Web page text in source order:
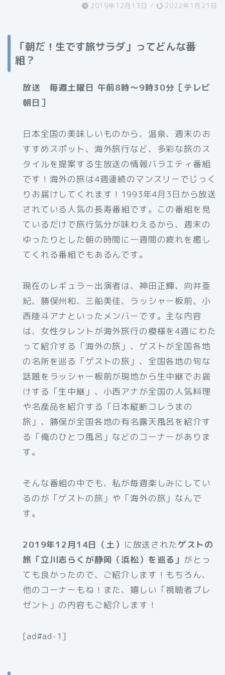
2019年12月13日 / 2022年1月21日
「朝だ！生です旅サラダ」ってどんな番
組？
放送 毎週土曜日 午前8時～9時30分［テレビ
朝日］
日本全国の美味しいものから、温泉、週末のお
すすめスポット、海外旅行など、多彩な旅のス
タイルを提案する生放送の情報バラエティ番組
です！海外の旅は4週連続のマンスリーでじっく
りお届けしてくれます！1993年4月3日から放送
されている人気の長寿番組です。この番組を見
ているだけで旅行気分が味わえるから、週末の
ゆったりとした朝の時間に一週間の疲れを癒し
てくれる番組でもあるんです。
現在のレギュラー出演者は、神田正輝、向井亜
紀、勝俣州和、三船美佳、ラッシャー板前、小
西陸斗アナといったメンバーです。主な内容
は、女性タレントが海外旅行の模様を4週にわた
って紹介する「海外の旅」、ゲストが全国各地
の名所を巡る「ゲストの旅」、全国各地の旬な
話題をラッシャー板前が現地から生中継でお届
けする「生中継」、小西アナが全国の人気料理
や名産品を紹介する「日本縦断コレうまの
旅」、勝俣が全国各地の有名露天風呂を紹介す
る「俺のひとつ風呂」などのコーナーがありま
す。
そんな番組の中でも、私が毎週楽しみにしてい
るのが「ゲストの旅」や「海外の旅」なんで
す。
2019年12月14日（土） に放送されたゲストの
旅「立川志らくが静岡（浜松）を巡る 」 がとっ
ても良かったので、ご紹介します！もちろん、
他のコーナーもね！また、嬉しい「視聴者プレ
ゼント」の内容もご紹介します！
[ad#ad-1]